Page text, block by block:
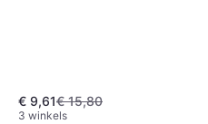
€ 9,61€ 15,80
3 winkels